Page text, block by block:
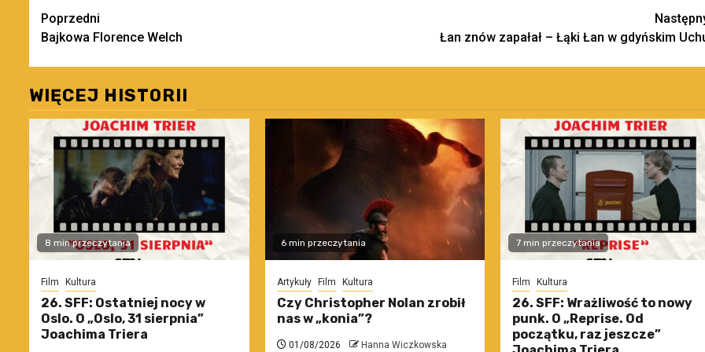
Zobacz
wpisy
Poprzedni
Bajkowa Florence Welch
Łan znów zapałał – Łąki Łan w gdyńskim
WIĘCEJ HISTORII
8 min przeczytania
Film Kultura
26. SFF: Ostatniej nocy w
Oslo. O „Oslo, 31 sierpnia”
Joachima Triera
6 min przeczytania
Artykuły Film Kultura
Czy Christopher Nolan zrobił
nas w „konia”?
01/08/2026 Hanna Wiczkowska
7 min przeczytania
Film Kultura
26. SFF: Wrażliwość to nowy
punk. O „Reprise. Od
początku, raz jeszcze”